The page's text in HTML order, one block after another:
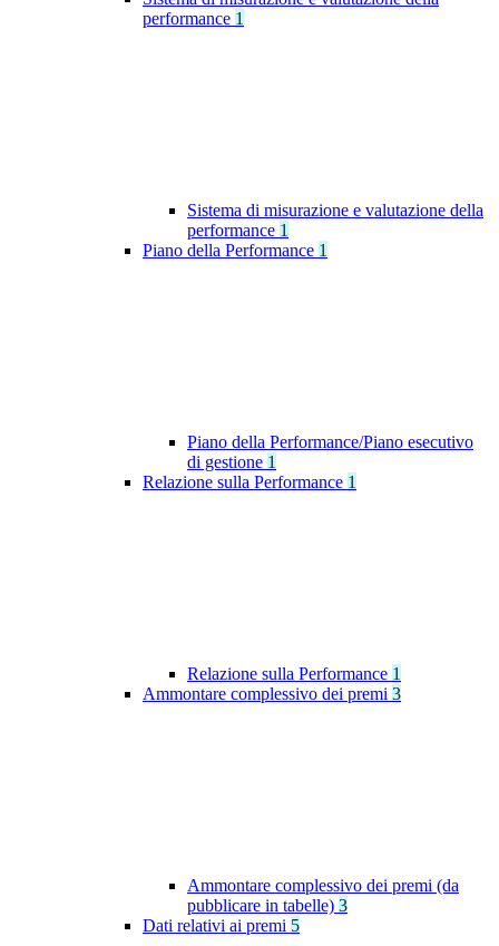
performance 1
Sistema di misurazione e valutazione della
performance 1
Piano della Performance 1
Piano della Performance/Piano esecutivo
di gestione 1
Relazione sulla Performance 1
Relazione sulla Performance 1
Ammontare complessivo dei premi 3
Ammontare complessivo dei premi (da
pubblicare in tabelle) 3
Dati relativi ai premi 5